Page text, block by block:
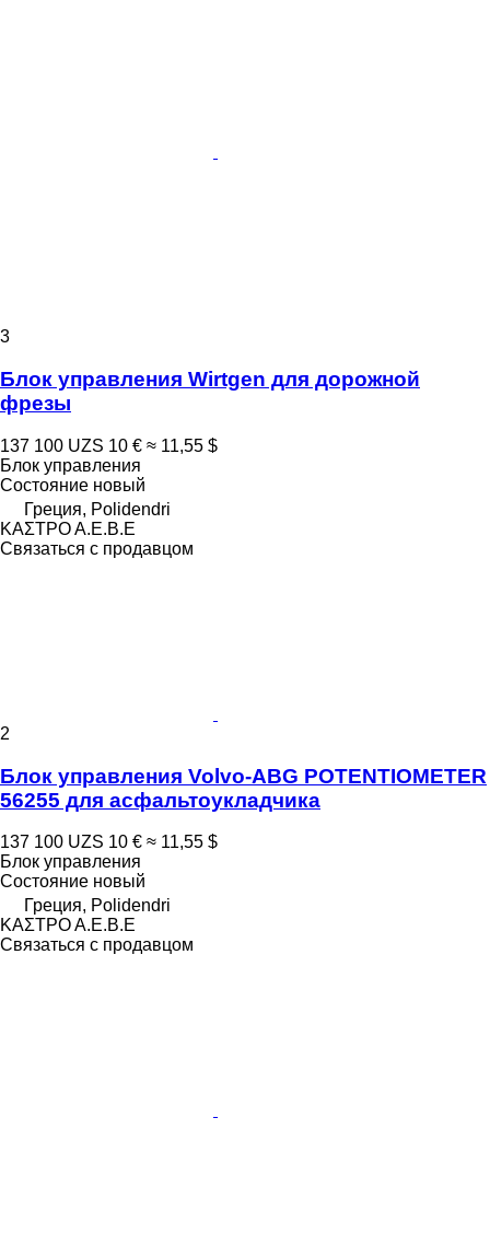
3
Блок управления Wirtgen для дорожной
фрезы
137 100 UZS 10 € ≈ 11,55 $
Блок управления
Состояние новый
Греция, Polidendri
ΚΑΣΤΡΟ Α.Ε.Β.Ε
Связаться с продавцом
2
Блок управления Volvo-ABG POTENTIOMETER
56255 для асфальтоукладчика
137 100 UZS 10 € ≈ 11,55 $
Блок управления
Состояние новый
Греция, Polidendri
ΚΑΣΤΡΟ Α.Ε.Β.Ε
Связаться с продавцом